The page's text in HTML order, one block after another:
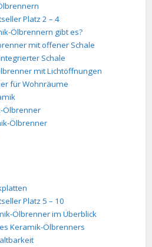
Platz 2 – 4
Ölbrennern gibt es?
mit offener Schale
Schale
mit Lichtöffnungen
für Wohnräume
Ölbrenner
Ölbrenner
Platz 5 – 10
Ölbrenner im Überblick
Keramik-Ölbrenners